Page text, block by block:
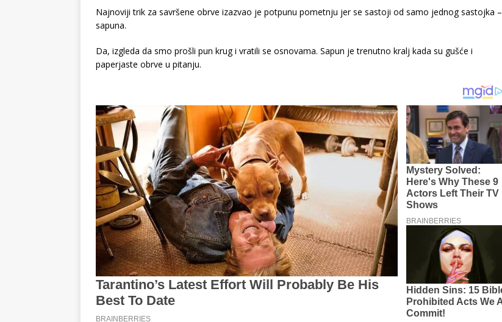
Najnoviji trik za savršene obrve izazvao je potpunu pometnju jer se sastoji od samo jednog sastojka –
sapuna.
Da, izgleda da smo prošli pun krug i vratili se osnovama. Sapun je trenutno kralj kada su gušće i
paperjaste obrve u pitanju.